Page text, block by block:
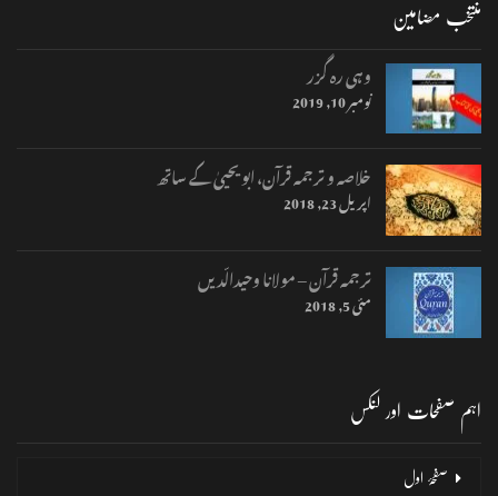
منتخب مضامین
وہی رہ گزر
نومبر 10, 2019
خلاصہ و ترجمہ قرآن، ابو یحییٰ کے ساتھ
اپریل 23, 2018
ترجمہ قرآن – مولانا وحیدالّدیں
مئی 5, 2018
اہم صفحات اور لنکس
صفحۂ اول